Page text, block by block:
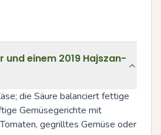
und einem 2019 Hajszan-
die Säure balanciert fettige
Gemüsegerichte mit
gegrilltes Gemüse oder